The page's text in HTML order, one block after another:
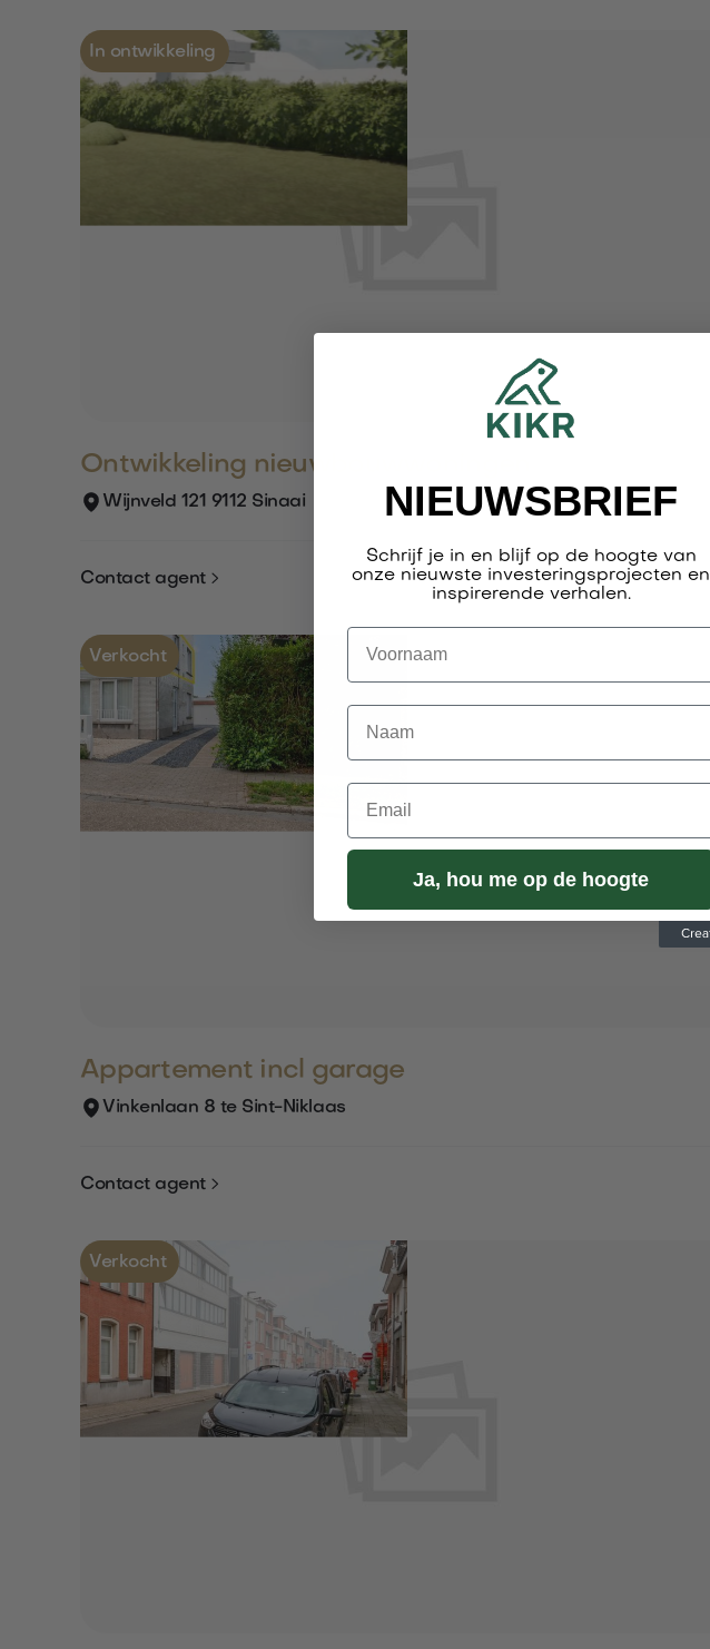
In ontwikkeling
Ontwikkeling nieuwbouwwoningen
Wijnveld 121 9112 Sinaai
Contact agent
Verkocht
Appartement incl garage
Vinkenlaan 8 te Sint-Niklaas
Contact agent
Verkocht
NIEUWSBRIEF
Schrijf je in en blijf op de hoogte van
onze nieuwste investeringsprojecten en
inspirerende verhalen.
Voornaam
Naam
Email
Ja, hou me op de hoogte